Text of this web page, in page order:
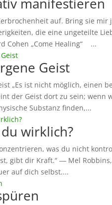
auf. Bring sie
die eine ungeteilte
Cohen „Come Healing“ ...
Geist
„Es ist nicht möglich, einen
der Geist dort zu sein; wenn
Substanz finden,...
wirklich?
was du nicht
gibt dir Kraft.“ ― Mel
auf dich selbst....